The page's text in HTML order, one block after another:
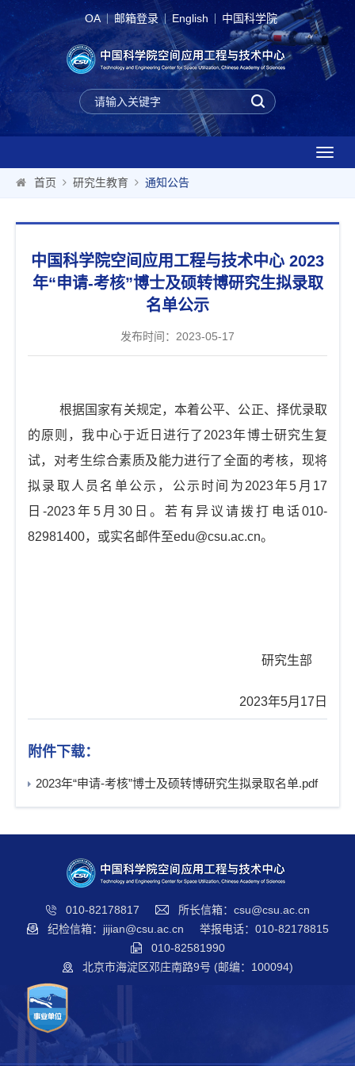
OA 邮箱登录 English 中国科学院
T
o
l
n
首页 研究生教育 通知公告
中国科学院空间应用工程与技术中心 2023
年“申请-考核”博士及硕转博研究生拟录取
名单公示
发布时间：2023-05-17
根据国家有关规定，本着公平、公正、择优录取
的原则，我中心于近日进行了 2023年博士研究生复
试，对考生综合素质及能力进行了全面的考核，现将
拟录取人员名单公示，公示时间为 2023年5 月 17
日-2023年 5月 30日。若有异议请拨打电话010-
82981400，或实名邮件至edu@csu.ac.cn。
研究生部
2023年5月 17 日
附件下载：
2023年“申请-考核”博士及硕转博研究生拟录取名单.pdf
010-82178817
所长信箱：csu@csu.ac.cn
纪检信箱：jijian@csu.ac.cn
举报电话：010-82178815
010-82581990
北京市海淀区邓庄南路9号 (邮编：100094)